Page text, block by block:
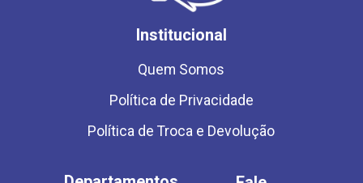
Institucional
Quem Somos
Política de Privacidade
Política de Troca e Devolução